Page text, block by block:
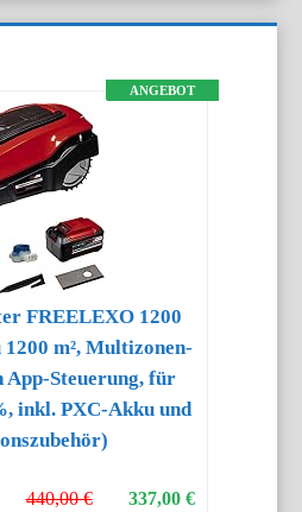
ANGEBOT
FREELEXO 1200
m², Multizonen-
App-Steuerung, für
inkl. PXC-Akku und
337,00 €
440,00 €